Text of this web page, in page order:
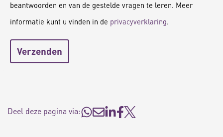
beantwoorden en van de gestelde vragen te leren. Meer
informatie kunt u vinden in de privacyverklaring.
Deel deze pagina via: